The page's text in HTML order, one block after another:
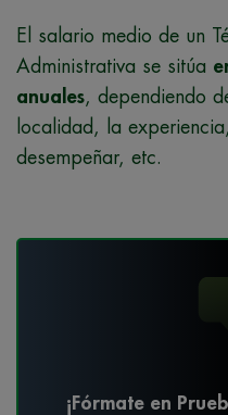
El salario medio de un
Administrativa se sitúa
anuales, dependiendo
localidad, la
desempeñar, etc.
¡Fórmate en